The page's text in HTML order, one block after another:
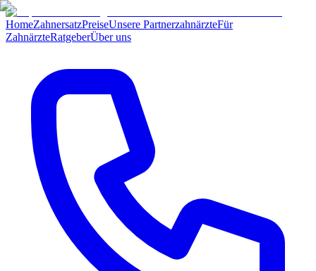
HomeZahnersatzPreiseUnsere PartnerzahnärzteFür
ZahnärzteRatgeberÜber uns